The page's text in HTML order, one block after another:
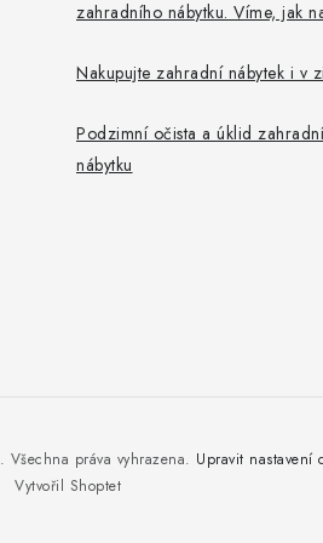
zahradního nábytku. Víme, jak
Nakupujte zahradní nábytek i v
Podzimní očista a úklid
nábytku
Vytvořil Shoptet
. Všechna práva vyhrazena. Upravit nastavení